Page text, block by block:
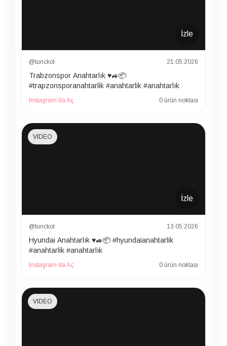
İzle
@tunckol 21.05.2026
Trabzonspor Anahtarlık ♥️🚙📦
#trapzonsporanahtarlik #anahtarlik #anahtarlık
Instagram’da Aç 0 ürün noktası
İzle
VIDEO
@tunckol 13.05.2026
Hyundai Anahtarlık ♥️🚙📦 #hyundaianahtarlik
#anahtarlik #anahtarlık
Instagram’da Aç 0 ürün noktası
VIDEO